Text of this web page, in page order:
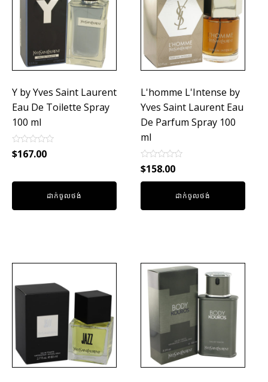
Y by Yves Saint Laurent
Eau De Toilette Spray
100 ml
Rated
0
5
$167.00
ដាក់ចូលថង់
L'homme L'Intense by
Yves Saint Laurent Eau
De Parfum Spray 100
ml
Rated
0
out
$158.00
ដាក់ចូលថង់